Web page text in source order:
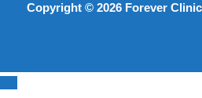
Copyright © 2026 Forever